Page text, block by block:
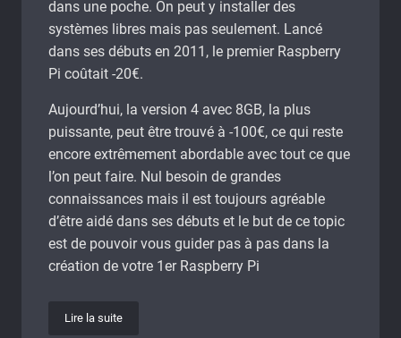
dans une poche. On peut y installer des
systèmes libres mais pas seulement. Lancé
dans ses débuts en 2011, le premier Raspberry
Pi coûtait -20€.
Aujourd’hui, la version 4 avec 8GB, la plus
puissante, peut être trouvé à -100€, ce qui reste
encore extrêmement abordable avec tout ce que
l’on peut faire. Nul besoin de grandes
connaissances mais il est toujours agréable
d’être aidé dans ses débuts et le but de ce topic
est de pouvoir vous guider pas à pas dans la
création de votre 1er Raspberry Pi
Lire la suite